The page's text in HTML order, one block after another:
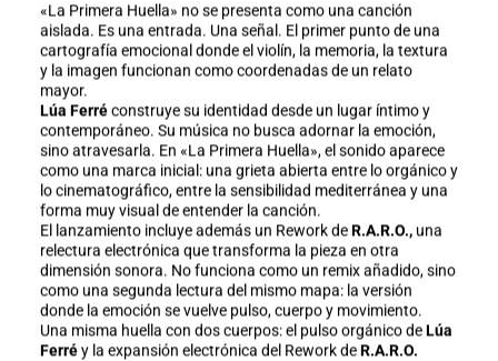
«La Primera Huella» no se presenta como una canción
aislada. Es una entrada. Una señal. El primer punto de una
cartografía emocional donde el violín, la memoria, la textura
y la imagen funcionan como coordenadas de un relato
mayor.
Lúa Ferréconstruye su identidad desde un lugar íntimo y
contemporáneo. Su música no busca adornar la emoción,
sino atravesarla. En «La Primera Huella», el sonido aparece
como una marca inicial: una grieta abierta entre lo orgánico y
lo cinematográfico, entre la sensibilidad mediterránea y una
forma muy visual de entender la canción.
El lanzamiento incluye además un Rework deR.A.R.O.,una
relectura electrónica que transforma la pieza en otra
dimensión sonora. No funciona como un remix añadido, sino
como una segunda lectura del mismo mapa: la versión
donde la emoción se vuelve pulso, cuerpo y movimiento.
Una misma huella con dos cuerpos: el pulso orgánico de Lúa
Ferréy la expansión electrónica del Rework de R.A.R.O.